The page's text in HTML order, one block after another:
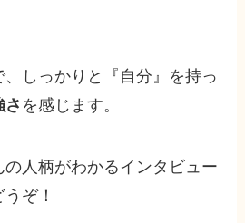
しっかりと『自分』を持っ
さ を感じます。
人柄がわかるインタビュー
ぞ！